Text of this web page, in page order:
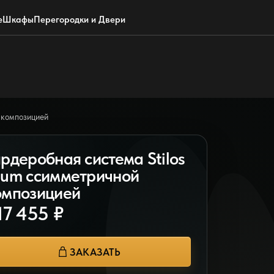
ШкафыПерегородки и Двери
WhatsApp Max Почта
система Stilos
ссимметричной
455 ₽
ЗАКАЗАТЬ